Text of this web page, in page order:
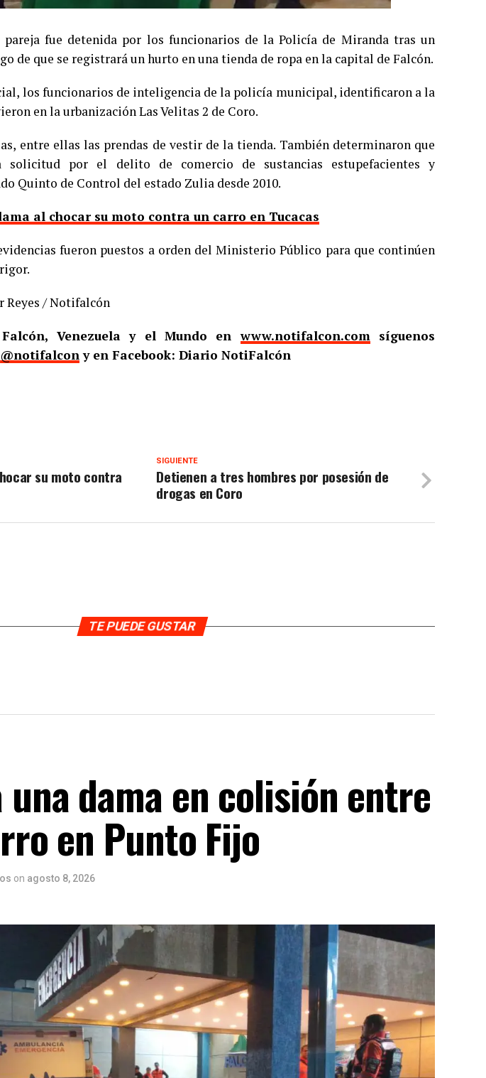
pareja fue detenida por los funcionarios de la Policía de Miranda tras un
de que se registrará un hurto en una tienda de ropa en la capital de Falcón.
los funcionarios de inteligencia de la policía municipal, identificaron a la
en la urbanización Las Velitas 2 de Coro.
entre ellas las prendas de vestir de la tienda. También determinaron que
solicitud por el delito de comercio de sustancias estupefacientes y
Quinto de Control del estado Zulia desde 2010.
al chocar su moto contra un carro en Tucacas
fueron puestos a orden del Ministerio Público para que continúen
Reyes / Notifalcón
Venezuela y el Mundo enwww.notifalcon.comsíguenos
@notifalcony en Facebook: Diario NotiFalcón
SIGUIENTE
Detienen a tres hombres por posesión de
drogas en Coro
su moto contra
TE PUEDE GUSTAR
una dama en colisión entre
en Punto Fijo
on agosto 8, 2026